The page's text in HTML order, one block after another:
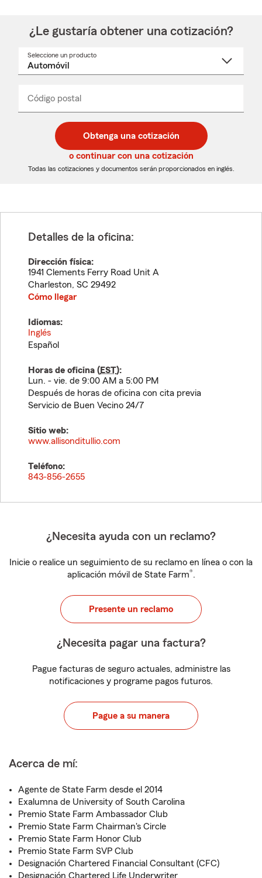
¿Le gustaría obtener una cotización?
Seleccione un producto
desplegable
Código postal
de
5
dígitos
de
5
dígitos
_____
Obtenga una cotización
o continuar con una cotización
Todas las cotizaciones y documentos serán proporcionados en inglés.
Detalles de la oficina:
Dirección física:
1941 Clements Ferry Road Unit A
Charleston, SC 29492
Cómo llegar
Idiomas:
Inglés
Español
Horas de oficina (EST):
Lun. - vie. de 9:00 AM a 5:00 PM
Después de horas de oficina con cita previa
Servicio de Buen Vecino 24/7
Sitio web:
www.allisonditullio.com
Teléfono:
843-856-2655
¿Necesita ayuda con un reclamo?
Inicie o realice un seguimiento de su reclamo en línea o con la
aplicación móvil de State Farm®.
Presente un reclamo
¿Necesita pagar una factura?
Pague facturas de seguro actuales, administre las
notificaciones y programe pagos futuros.
Pague a su manera
Acerca de mí:
Agente de State Farm desde el 2014
Exalumna de University of South Carolina
Premio State Farm Ambassador Club
Premio State Farm Chairman's Circle
Premio State Farm Honor Club
Premio State Farm SVP Club
Designación Chartered Financial Consultant (CFC)
Designación Chartered Life Underwriter